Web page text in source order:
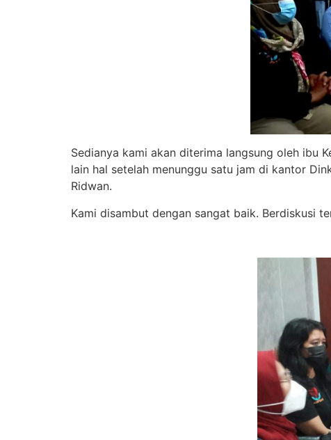
Sedianya kami akan diterima langsung oleh ibu
lain hal setelah menunggu satu jam di kantor
Ridwan.
Kami disambut dengan sangat baik. Berdiskusi